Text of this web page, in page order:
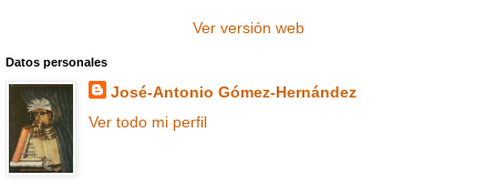
Ver versión web
Datos personales
José-Antonio Gómez-Hernández
Ver todo mi perfil